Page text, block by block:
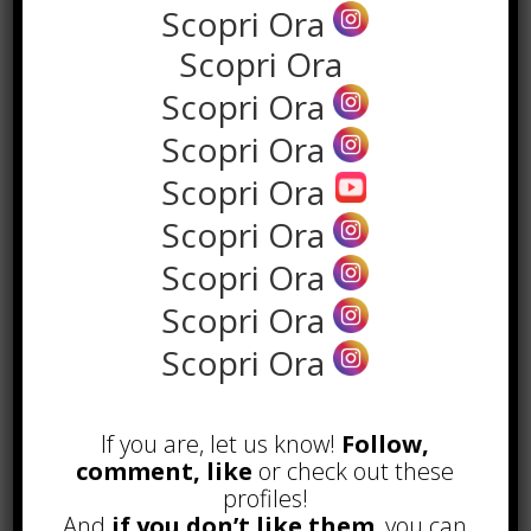
Estetica: Francesco McVicar è
l’eccellenza italiana
Lamezia Terme, 7 agosto 2023 –
Francesco Mc Vicar, ...
Read more
Mondiali di Barba, vince il titolo
l’italiano Fabrizio Bottos
È un italiano ad aver conquistato il titolo di
Scopri Ora
Scopri Ora
Scopri Ora
Scopri Ora
Scopri Ora
Scopri Ora
Scopri Ora
Scopri Ora
Scopri Ora
If you are, let us know! Follow,
comment, like or check out these
profiles!